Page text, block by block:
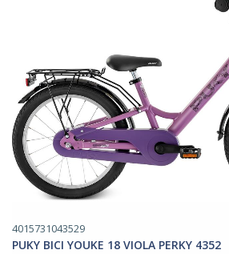
4015731043529
PUKY BICI YOUKE 18 VIOLA PERKY 4352